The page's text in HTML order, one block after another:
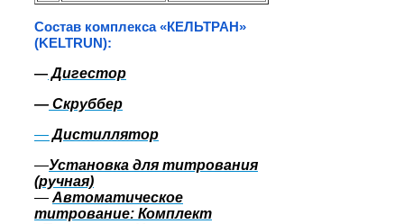
Состав комплекса «КЕЛЬТРАН»
(KELTRUN):
—Дигестор
— Скруббер
—Дистиллятор
—Установка для титрования
(ручная)
— Автоматическое
титрование: Комплект